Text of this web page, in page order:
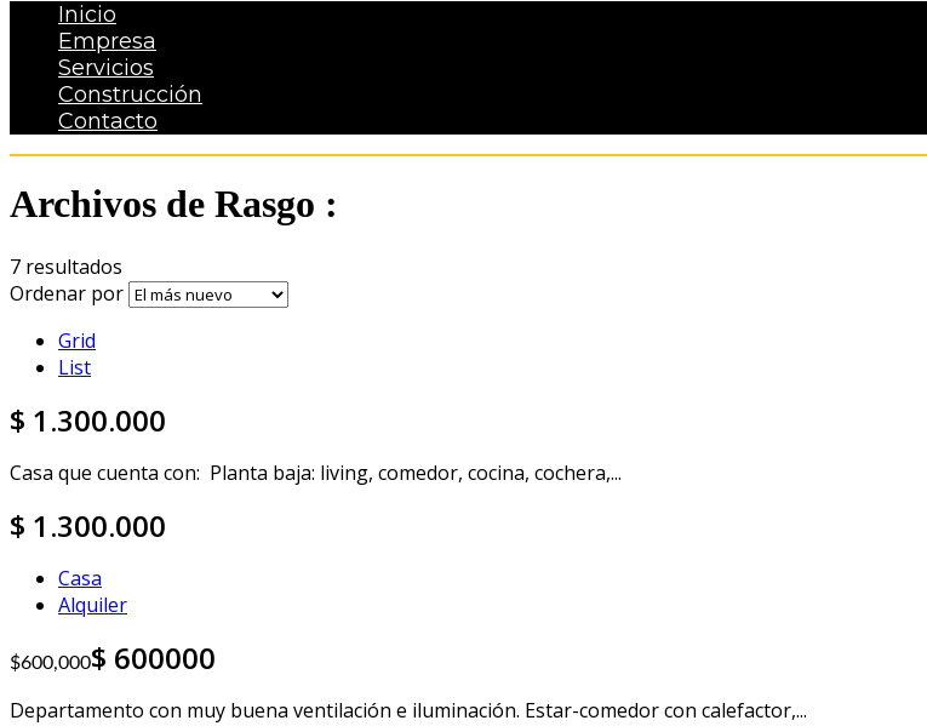
Inicio
Empresa
Servicios
Construcción
Contacto
Archivos de Rasgo :
7 resultados
Ordenar por
Grid
List
1.300.000
Casa que cuenta con: Planta baja: living, comedor, cocina, cochera,...
1.300.000
Casa
Alquiler
$600,000 600000
Departamento con muy buena ventilación e iluminación. Estar-comedor con calefactor,...